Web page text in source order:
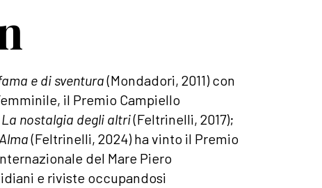
e di sventura(Mondadori, 2011) con
il Premio Campiello
La nostalgia degli altri(Feltrinelli, 2017);
(Feltrinelli, 2024) ha vinto il Premio
del Mare Piero
e riviste occupandosi